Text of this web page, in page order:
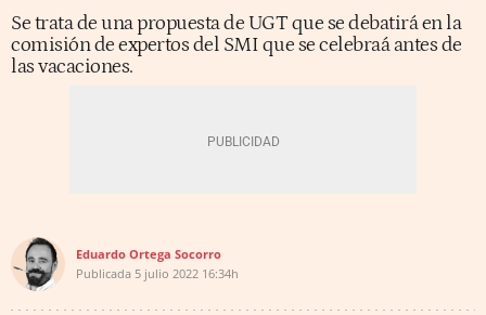
Se trata de una propuesta de UGT que se debatirá en la
comisión de expertos del SMI que se celebraá antes de
las vacaciones.
Eduardo Ortega Socorro
Publicada 5 julio 2022 16:34h